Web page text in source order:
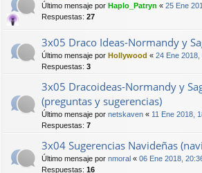
Último mensaje por Haplo_Patryn « 25 Ene
Respuestas: 27
3x05 Draco Ideas-Normandy y
Último mensaje por Hollywood « 24 Ene 2018,
Respuestas: 3
3x05 Dracoideas-Normandy y
(preguntas y sugerencias)
Último mensaje por netskaven « 11 Ene 2018,
Respuestas: 7
3x04 Sugerencias Navideñas
Último mensaje por nmoral « 06 Ene 2018,
Respuestas: 16